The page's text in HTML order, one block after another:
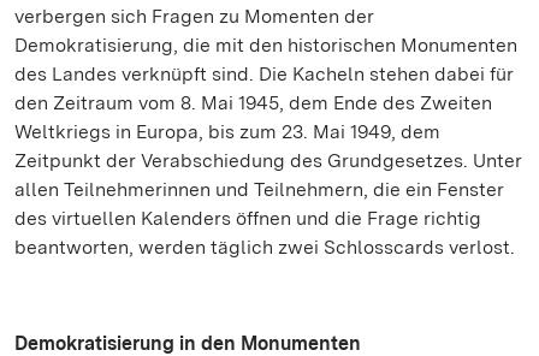
verbergen sich Fragen zu Momenten der
Demokratisierung, die mit den historischen Monumenten
des Landes verknüpft sind. Die Kacheln stehen dabei für
den Zeitraum vom 8. Mai 1945, dem Ende des Zweiten
Weltkriegs in Europa, bis zum 23. Mai 1949, dem
Zeitpunkt der Verabschiedung des Grundgesetzes. Unter
allen Teilnehmerinnen und Teilnehmern, die ein Fenster
des virtuellen Kalenders öffnen und die Frage richtig
beantworten, werden täglich zwei Schlosscards verlost.
Demokratisierung in den Monumenten